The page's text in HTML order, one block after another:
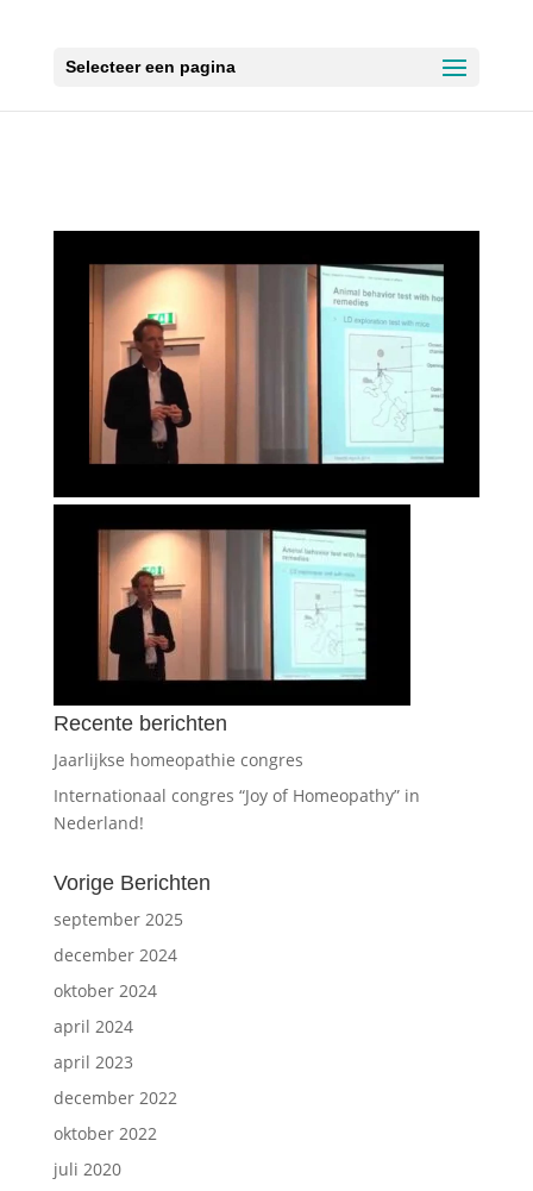
Selecteer een pagina
Recente berichten
Jaarlijkse homeopathie congres
Internationaal congres “Joy of Homeopathy” in
Nederland!
Vorige Berichten
september 2025
december 2024
oktober 2024
april 2024
april 2023
december 2022
oktober 2022
juli 2020